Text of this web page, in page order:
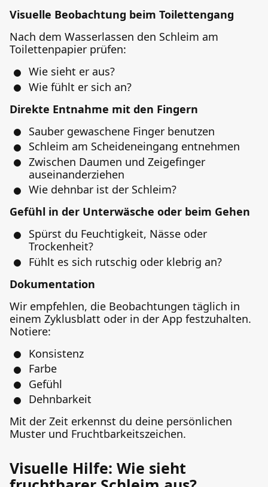
Visuelle Beobachtung beim Toilettengang
Nach dem Wasserlassen den Schleim am
Toilettenpapier prüfen:
Wie sieht er aus?
Wie fühlt er sich an?
Direkte Entnahme mit den Fingern
Sauber gewaschene Finger benutzen
Schleim am Scheideneingang entnehmen
Zwischen Daumen und Zeigefinger
auseinanderziehen
Wie dehnbar ist der Schleim?
Gefühl in der Unterwäsche oder beim Gehen
Spürst du Feuchtigkeit, Nässe oder
Trockenheit?
Fühlt es sich rutschig oder klebrig an?
Dokumentation
Wir empfehlen, die Beobachtungen täglich in
einem Zyklusblatt oder in der App festzuhalten.
Notiere:
Konsistenz
Farbe
Gefühl
Dehnbarkeit
Mit der Zeit erkennst du deine persönlichen
Muster und Fruchtbarkeitszeichen.
Visuelle Hilfe: Wie sieht